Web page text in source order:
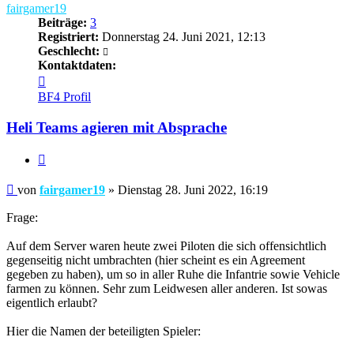
fairgamer19
Beiträge: 3
Registriert: Donnerstag 24. Juni 2021, 12:13
Geschlecht:
Kontaktdaten:
von
fairgamer19
BF4 Profil
Heli Teams agieren mit Absprache
Beitrag
von fairgamer19 » Dienstag 28. Juni 2022, 16:19
Frage:
Auf dem Server waren heute zwei Piloten die sich offensichtlich
gegenseitig nicht umbrachten (hier scheint es ein Agreement
gegeben zu haben), um so in aller Ruhe die Infantrie sowie Vehicle
farmen zu können. Sehr zum Leidwesen aller anderen. Ist sowas
eigentlich erlaubt?
Hier die Namen der beteiligten Spieler: